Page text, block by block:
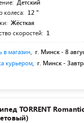
Детский
колеса: 12 "
Жёсткая
скоростей: 1
в магазин г. Минск -8
курьером г. Минск -
TORRENT